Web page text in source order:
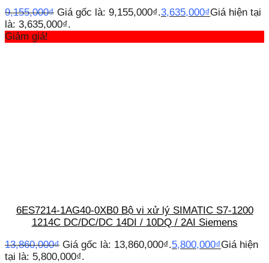
9,155,000₫ Giá gốc là: 9,155,000₫.3,635,000₫Giá hiện tại
là: 3,635,000₫.
Giảm giá!
6ES7214-1AG40-0XB0 Bộ vi xử lý SIMATIC S7-1200
1214C DC/DC/DC 14DI / 10DQ / 2AI Siemens
13,860,000₫ Giá gốc là: 13,860,000₫.5,800,000₫Giá hiện
tại là: 5,800,000₫.